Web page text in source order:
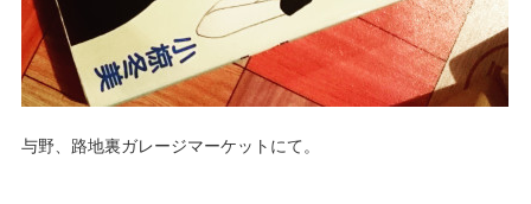
与野、路地裏ガレージマーケットにて。